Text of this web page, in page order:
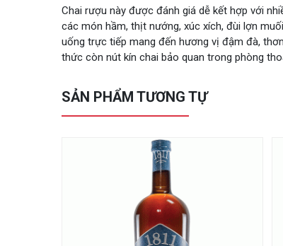
Chai rượu này được đánh giá dễ kết hợp với
các món hầm, thịt nướng, xúc xích, đùi lợn
uống trực tiếp mang đến hương vị đậm đà,
thức còn nút kín chai bảo quan trong phòng
SẢN PHẨM TƯƠNG TỰ